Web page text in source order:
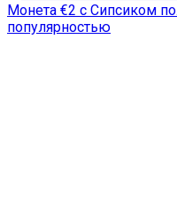
Монета €2 с Сипсиком
популярностью